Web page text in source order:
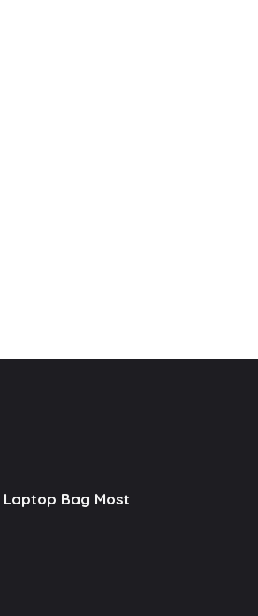
Laptop Bag Most